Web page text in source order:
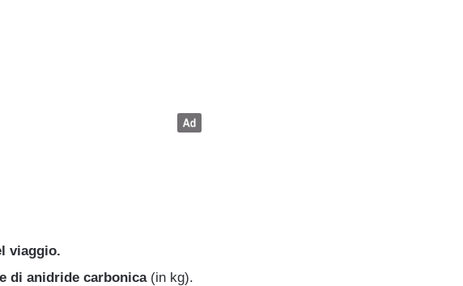
viaggio.
di anidride carbonica(in kg).